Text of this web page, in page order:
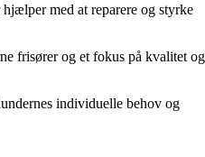
med at reparere og styrke
frisører og et fokus på kvalitet og
individuelle behov og